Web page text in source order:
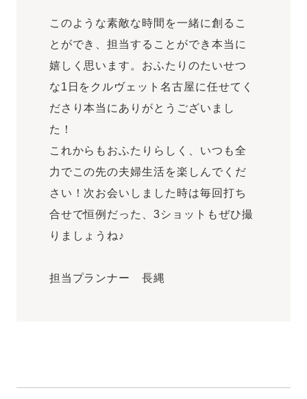
このような素敵な時間を一緒に創るこ
とができ、担当することができ本当に
嬉しく思います。おふたりのたいせつ
な1日をクルヴェット名古屋に任せてく
ださり本当にありがとうございまし
た！
これからもおふたりらしく、いつも全
力でこの先の夫婦生活を楽しんでくだ
さい！次お会いしました時は毎回打ち
合せで恒例だった、3ショットもぜひ撮
りましょうね♪
担当プランナー 長縄